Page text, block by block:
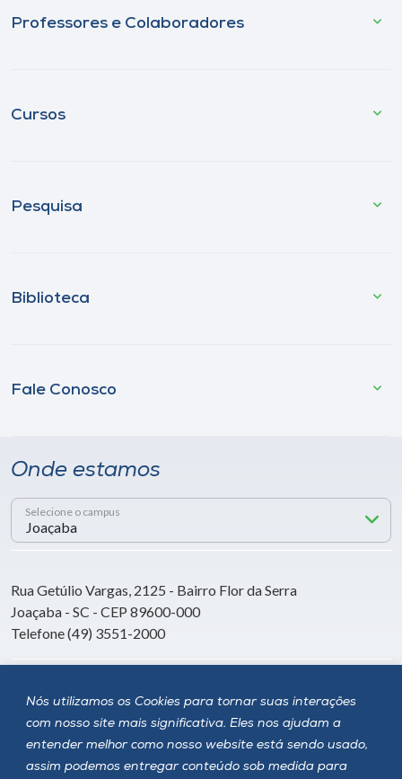
Nós utilizamos os Cookies para tornar suas interações
com nosso site mais significativa. Eles nos ajudam a
entender melhor como nosso website está sendo usado,
assim podemos entregar conteúdo sob medida para
Professores e Colaboradores
Cursos
Pesquisa
Biblioteca
Fale Conosco
Onde estamos
Selecione o campus
Rua Getúlio Vargas, 2125 - Bairro Flor da Serra
Joaçaba - SC - CEP 89600-000
Telefone (49) 3551-2000
Siga a Unoesc